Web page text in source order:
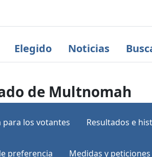
Elegido Noticias
de Multnomah
los votantes Resultados e
preferencia Medidas y peticiones